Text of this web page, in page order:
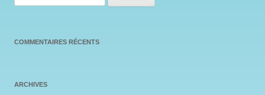
COMMENTAIRES RÉCENTS
ARCHIVES